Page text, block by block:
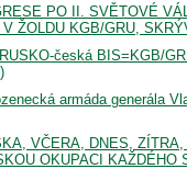
PO II. SVĚTOVÉ
ŽOLDU KGB/GRU,
česká BIS=KGB/
armáda generála
VČERA, DNES,
OKUPACI KAŽDÉHO